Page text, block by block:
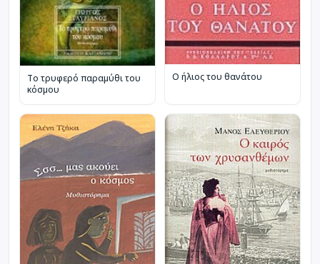
Το τρυφερό παραμύθι του
κόσμου
Ο ήλιος του θανάτου